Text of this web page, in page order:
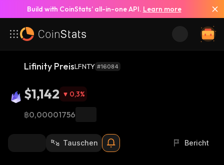
Build with CoinStats’ all-in-one API. Learn more
Lifinity PreisLFNTY #16084
$1,142 0,3%
฿0,00001756
Tauschen Bericht